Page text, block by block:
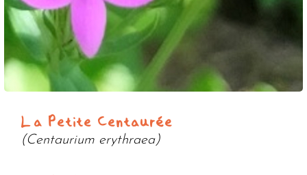
La Petite Centaurée
(Centaurium erythraea)